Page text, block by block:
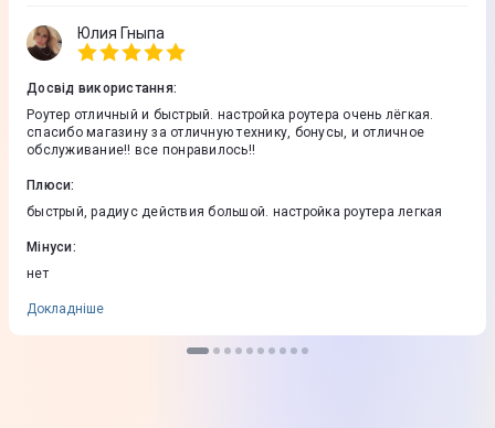
Юлия Гныпа
Досвід використання:
Роутер отличный и быстрый. настройка роутера очень лёгкая.
спасибо магазину за отличную технику, бонусы, и отличное
обслуживание!! все понравилось!!
Плюси:
быстрый, радиус действия большой. настройка роутера легкая
Мінуси:
нет
Докладніше